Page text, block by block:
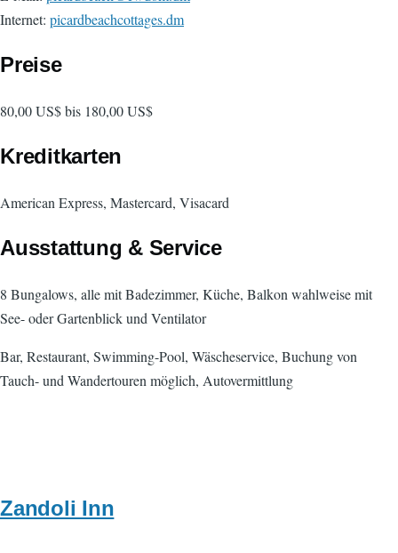
Internet: picardbeachcottages.dm
Preise
80,00 US$ bis 180,00 US$
Kreditkarten
American Express, Mastercard, Visacard
Ausstattung & Service
8 Bungalows, alle mit Badezimmer, Küche, Balkon wahlweise mit
See- oder Gartenblick und Ventilator
Bar, Restaurant, Swimming-Pool, Wäscheservice, Buchung von
Tauch- und Wandertouren möglich, Autovermittlung
Zandoli Inn